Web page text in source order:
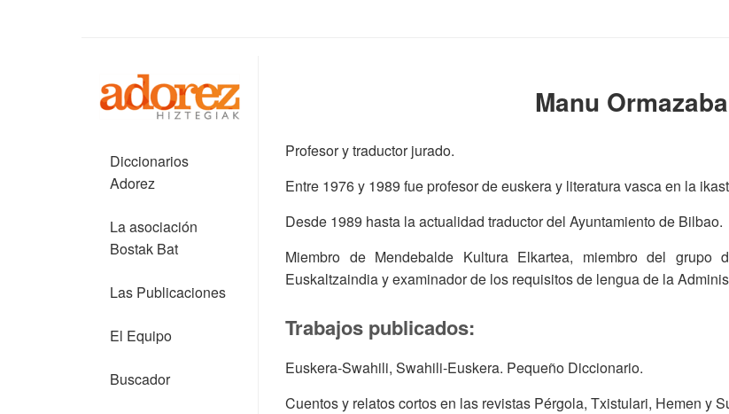
Diccionarios
Adorez
La asociación
Bostak Bat
Las Publicaciones
El Equipo
Buscador
Manu
Profesor y traductor jurado.
Entre 1976 y 1989 fue profesor de euskera y literatura vasca en la
Desde 1989 hasta la actualidad traductor del Ayuntamiento de Bilbao.
Miembro de Mendebalde Kultura Elkartea, miembro del
Euskaltzaindia y examinador de los requisitos de lengua de la
Trabajos publicados:
Euskera-Swahili, Swahili-Euskera. Pequeño Diccionario.
Cuentos y relatos cortos en las revistas Pérgola, Txistulari, Hemen y